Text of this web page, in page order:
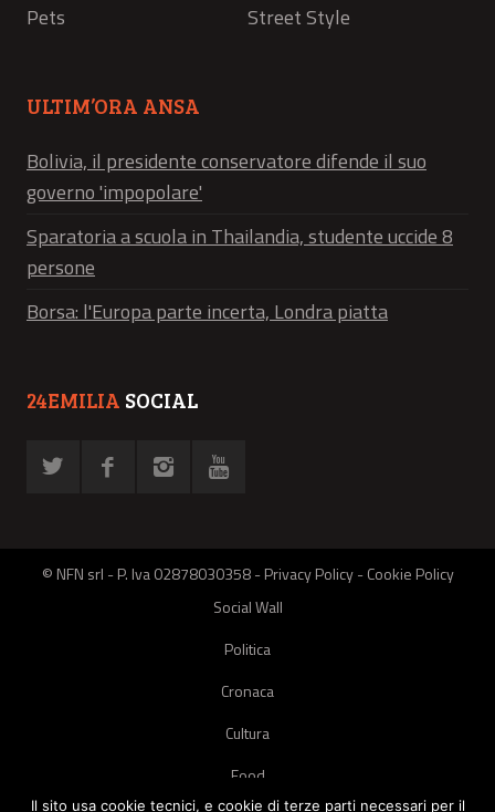
Pets
Street Style
ULTIM’ORA ANSA
Bolivia, il presidente conservatore difende il suo
governo 'impopolare'
Sparatoria a scuola in Thailandia, studente uccide 8
persone
Borsa: l'Europa parte incerta, Londra piatta
24EMILIA SOCIAL
© NFN srl - P. Iva 02878030358 -Privacy Policy-Cookie Policy
Social Wall
Politica
Cronaca
Cultura
Food
Il sito usa cookie tecnici, e cookie di terze parti necessari per il